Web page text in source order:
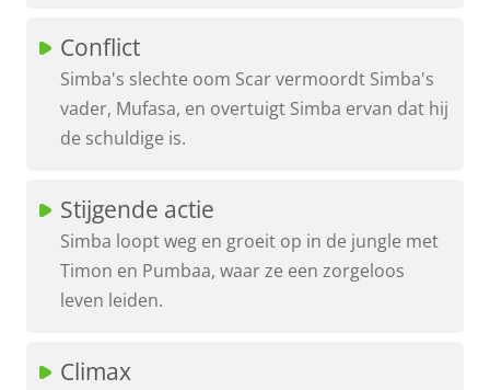
Conflict
Simba's slechte oom Scar vermoordt Simba's
vader, Mufasa, en overtuigt Simba ervan dat hij
de schuldige is.
Stijgende actie
Simba loopt weg en groeit op in de jungle met
Timon en Pumbaa, waar ze een zorgeloos
leven leiden.
Climax